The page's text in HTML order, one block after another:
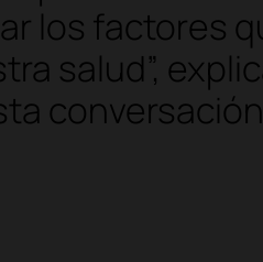
los factores
salud”,